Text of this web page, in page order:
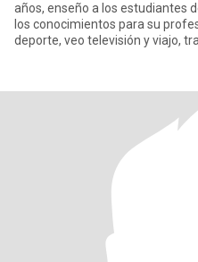
años, enseño a los estudiantes
los conocimientos para su
deporte, veo televisión y viajo,